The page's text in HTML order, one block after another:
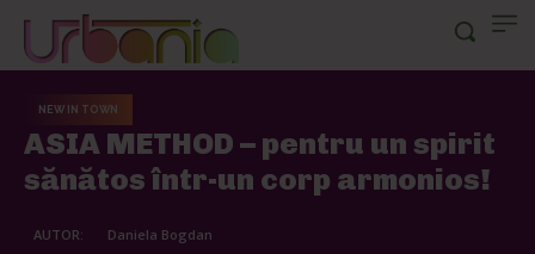
NEW IN TOWN
ASIA METHOD – pentru un spirit
sănătos într-un corp armonios!
AUTOR:
Daniela Bogdan